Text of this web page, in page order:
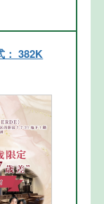
： 382K